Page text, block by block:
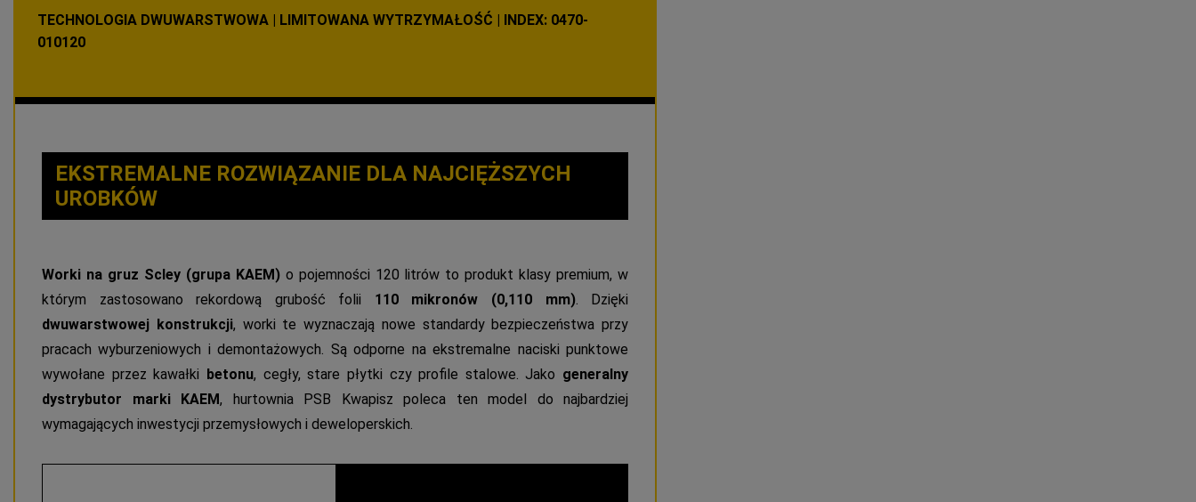
TECHNOLOGIA DWUWARSTWOWA | LIMITOWANA WYTRZYMAŁOŚĆ | INDEX: 0470-
010120
EKSTREMALNE ROZWIĄZANIE DLA NAJCIĘŻSZYCH
UROBKÓW
Worki na gruz Scley (grupa KAEM)o pojemności 120 litrów to produkt klasy premium, w
którym zastosowano rekordową grubość folii 110 mikronów (0,110 mm). Dzięki
dwuwarstwowej konstrukcji, worki te wyznaczają nowe standardy bezpieczeństwa przy
pracach wyburzeniowych i demontażowych. Są odporne na ekstremalne naciski punktowe
wywołane przez kawałki betonu, cegły, stare płytki czy profile stalowe. Jako generalny
dystrybutor marki KAEM, hurtownia PSB Kwapisz poleca ten model do najbardziej
wymagających inwestycji przemysłowych i deweloperskich.